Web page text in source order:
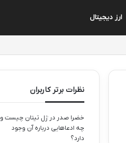
ارز دیجیتال
نظرات برتر کاربران
خضرا صدر در ژل تیتان چیست و
چه ادعاهایی درباره آن وجود
دارد؟